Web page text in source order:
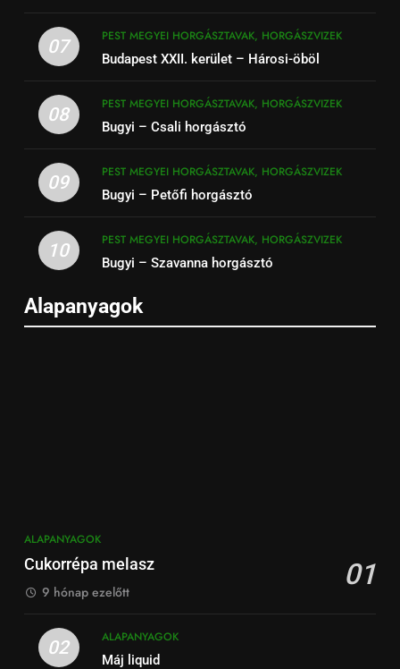
07
PEST MEGYEI HORGÁSZTAVAK, HORGÁSZVIZEK
Budapest XXII. kerület – Hárosi-öböl
08
PEST MEGYEI HORGÁSZTAVAK, HORGÁSZVIZEK
Bugyi – Csali horgásztó
09
PEST MEGYEI HORGÁSZTAVAK, HORGÁSZVIZEK
Bugyi – Petőfi horgásztó
10
PEST MEGYEI HORGÁSZTAVAK, HORGÁSZVIZEK
Bugyi – Szavanna horgásztó
Alapanyagok
ALAPANYAGOK
Cukorrépa melasz 01
9 hónap ezelőtt
02
ALAPANYAGOK
Máj liquid